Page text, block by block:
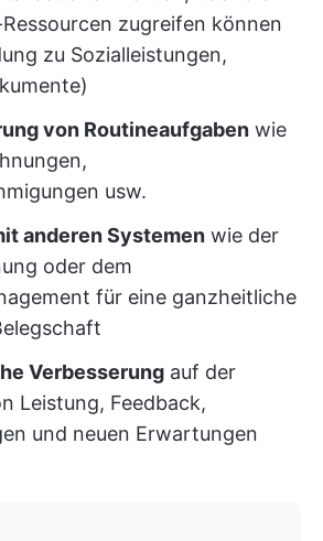
zugreifen können
zu Sozialleistungen,
von Routineaufgaben wie
usw.
anderen Systemen wie der
oder dem
für eine ganzheitliche
Verbesserung auf der
Leistung, Feedback,
und neuen Erwartungen